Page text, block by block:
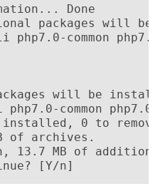
Done
packages will
php7.0-common
will be
php7.0-common
installed, 0 to
of archives.
13.7 MB of
[Y/n]